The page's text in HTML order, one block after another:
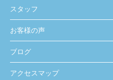
スタッフ
お客様の声
ブログ
アクセスマップ